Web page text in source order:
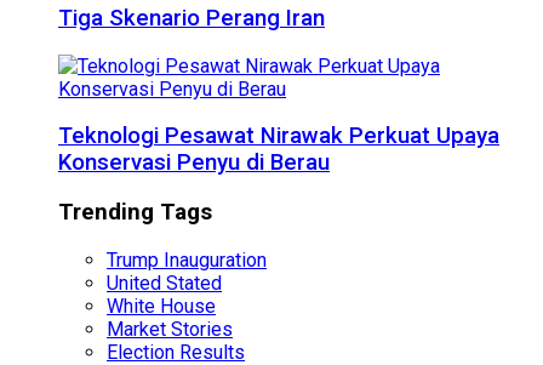
Tiga Skenario Perang Iran
Teknologi Pesawat Nirawak Perkuat Upaya
Konservasi Penyu di Berau
Trending Tags
Trump Inauguration
United Stated
White House
Market Stories
Election Results